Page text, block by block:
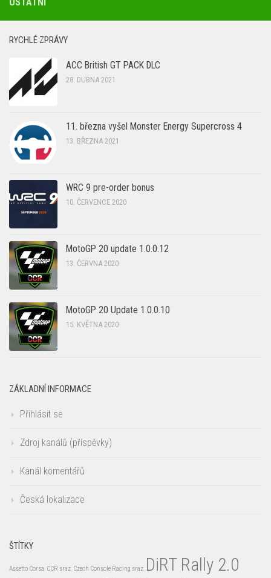
OSTATNÍ
RYCHLÉ ZPRÁVY
ACC British GT PACK DLC
28. DUBNA 2021
11. března vyšel Monster Energy Supercross 4
13. BŘEZNA 2021
WRC 9 pre-order bonus
10. ČERVENCE 2020
MotoGP 20 update 1.0.0.12
13. ČERVNA 2020
MotoGP 20 Update 1.0.0.10
15. KVĚTNA 2020
ZÁKLADNÍ INFORMACE
Přihlásit se
Zdroj kanálů (příspěvky)
Kanál komentářů
Česká lokalizace
ŠTÍTKY
Assetto Corsa CCR sraz Czech Console Racing sraz DiRT Rally 2.0